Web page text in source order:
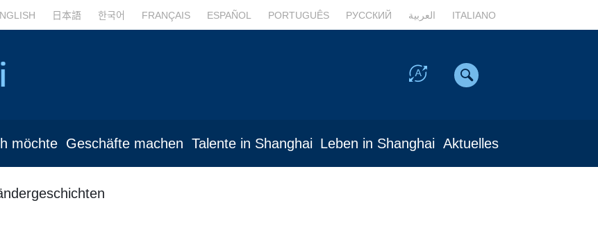
日本語 한국어 FRANÇAIS ESPAÑOL PORTUGUÊS РУССКИЙ العربية ITALIANO
möchte Geschäfte machen Talente in Shanghai Leben in Shanghai Aktuelles